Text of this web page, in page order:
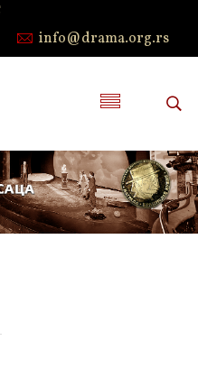
info@drama.org.rs